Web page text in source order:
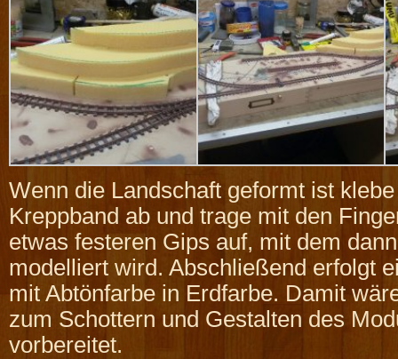
Wenn die Landschaft geformt ist
Kreppband ab und trage mit den
etwas festeren Gips auf, mit dem
modelliert wird. Abschließend erfolgt
mit Abtönfarbe in Erdfarbe. Damit
zum Schottern und Gestalten des
vorbereitet.